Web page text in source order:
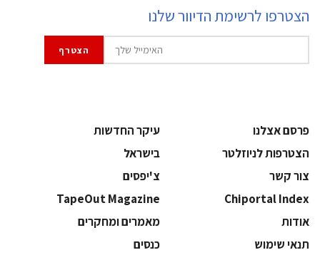
הצטרפו לרשימת הדיוור שלנו
פרסם אצלנו
עיקר החדשות
הצטרפות לניוזלטר
בישראל
צור קשר
צ'יפסים
Chiportal Index
TapeOut Magazine
אודות
מאמרים ומחקרים
תנאי שימוש
כנסים